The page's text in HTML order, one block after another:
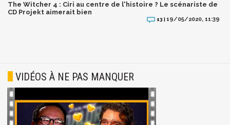
The Witcher 4 : Ciri au centre de l'histoire ? Le scénariste de
CD Projekt aimerait bien
13 | 19/05/2020, 11:39
VIDÉOS À NE PAS MANQUER